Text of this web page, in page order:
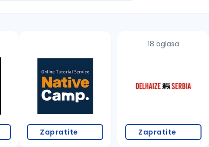
Zapratite
18 oglasa
Zapratite